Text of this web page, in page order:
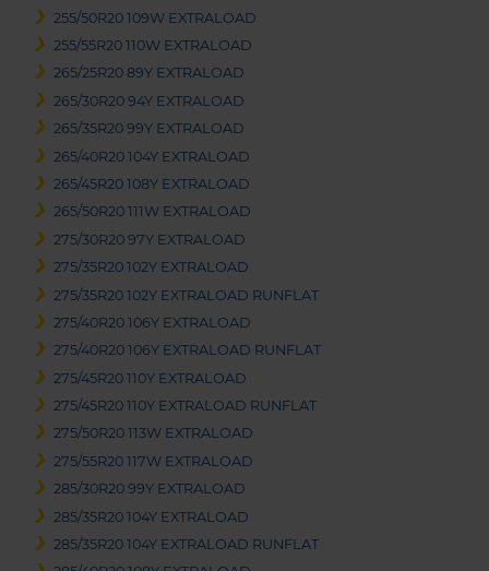
255/50R20 109W EXTRALOAD
255/55R20 110W EXTRALOAD
265/25R20 89Y EXTRALOAD
265/30R20 94Y EXTRALOAD
265/35R20 99Y EXTRALOAD
265/40R20 104Y EXTRALOAD
265/45R20 108Y EXTRALOAD
265/50R20 111W EXTRALOAD
275/30R20 97Y EXTRALOAD
275/35R20 102Y EXTRALOAD
275/35R20 102Y EXTRALOAD RUNFLAT
275/40R20 106Y EXTRALOAD
275/40R20 106Y EXTRALOAD RUNFLAT
275/45R20 110Y EXTRALOAD
275/45R20 110Y EXTRALOAD RUNFLAT
275/50R20 113W EXTRALOAD
275/55R20 117W EXTRALOAD
285/30R20 99Y EXTRALOAD
285/35R20 104Y EXTRALOAD
285/35R20 104Y EXTRALOAD RUNFLAT